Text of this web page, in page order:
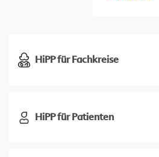
HiPP für Fachkreise
HiPP für Patienten